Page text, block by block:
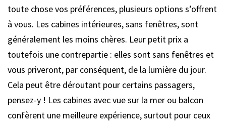
toute chose vos préférences, plusieurs options s’offrent
à vous. Les cabines intérieures, sans fenêtres, sont
généralement les moins chères. Leur petit prix a
toutefois une contrepartie : elles sont sans fenêtres et
vous priveront, par conséquent, de la lumière du jour.
Cela peut être déroutant pour certains passagers,
pensez-y ! Les cabines avec vue sur la mer ou balcon
confèrent une meilleure expérience, surtout pour ceux